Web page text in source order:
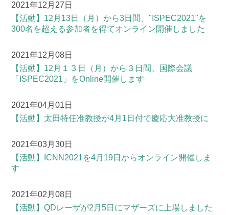
2021年12月27日
【活動】 12月13日（月）から3日間、"ISPEC2021"を
300名を超える参加者を得てオンライン開催しました
2021年12月08日
【活動】 12月１３日（月）から３日間、国際会議
「ISPEC2021」をOnline開催します
2021年04月01日
【活動】 太田特任准教授が4月1日付で慶応大准教授に
2021年03月30日
【活動】
ICNN2021を4月19日からオンライン開催しま
す
2021年02月08日
【活動】QDレーザが2月5日にマザーズに上場しました